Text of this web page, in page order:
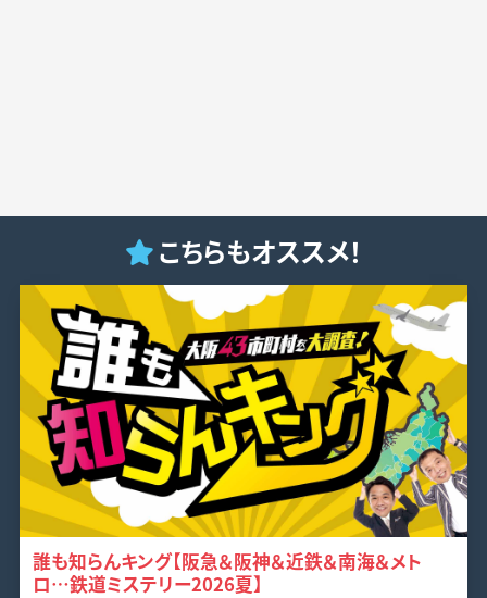
こちらもオススメ！
誰も知らんキング【阪急＆阪神＆近鉄＆南海＆メト
ロ…鉄道ミステリー2026夏】